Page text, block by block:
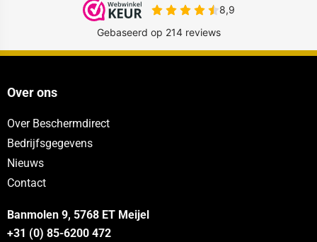
Over ons
Over Beschermdirect
Bedrijfsgegevens
Nieuws
Contact
Banmolen 9, 5768 ET Meijel
+31 (0) 85-6200 472